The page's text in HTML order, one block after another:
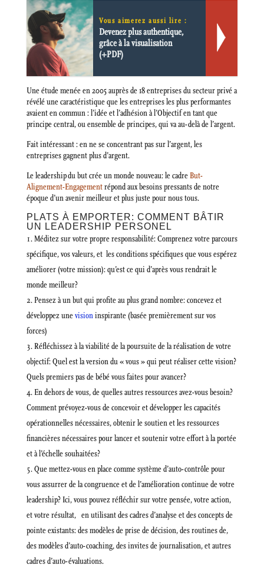
Vous aimerez aussi lire :
Devenez plus authentique,
grâce à la visualisation
(+PDF)
Une étude menée en 2005 auprès de 18 entreprises du secteur privé a
révélé une caractéristique que les entreprises les plus performantes
avaient en commun : l’idée et l’adhésion à l’Objectif en tant que
principe central, ou ensemble de principes, qui va au-delà de l’argent.
Fait intéressant : en ne se concentrant pas sur l’argent, les
entreprises gagnent plus d’argent.
Le leadership du but crée un monde nouveau: le cadreBut-
Alignement-Engagementrépond aux besoins pressants de notre
époque d’un avenir meilleur et plus juste pour nous tous.
PLATS À EMPORTER: COMMENT BÂTIR
UN LEADERSHIP PERSONEL
Méditez sur votre propre responsabilité: Comprenez votre parcours
spécifique, vos valeurs, et les conditions spécifiques que vous espérez
améliorer (votre mission): qu’est ce qui d’après vous rendrait le
monde meilleur?
Pensez à un but qui profite au plus grand nombre: concevez et
développez unevisioninspirante (basée premièrement sur vos
forces)
Réfléchissez à la viabilité de la poursuite de la réalisation de votre
objectif: Quel est la version du « vous » qui peut réaliser cette vision?
Quels premiers pas de bébé vous faites pour avancer?
En dehors de vous, de quelles autres ressources avez-vous besoin?
Comment prévoyez-vous de concevoir et développer les capacités
opérationnelles nécessaires, obtenir le soutien et les ressources
financières nécessaires pour lancer et soutenir votre effort à la portée
et à l’échelle souhaitées?
Que mettez-vous en place comme système d’auto-contrôle pour
vous assurrer de la congruence et de l’amélioration continue de votre
leadership? Ici, vous pouvez réfléchir sur votre pensée, votre action,
et votre résultat, en utilisant des cadres d’analyse et des concepts de
pointe existants: des modèles de prise de décision, des routines de,
des modèles d’auto-coaching, des invites de journalisation, et autres
cadres d’auto-évaluations.